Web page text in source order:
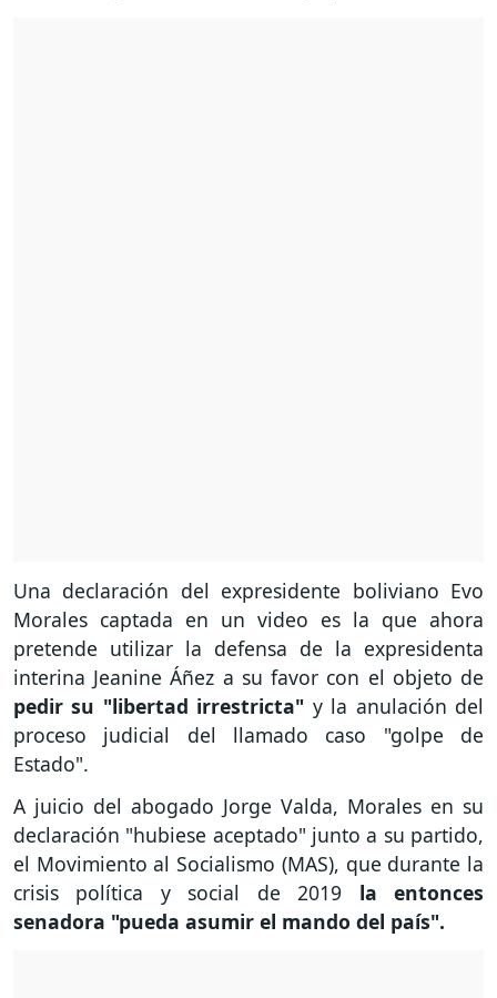
Una declaración del expresidente boliviano Evo
Morales captada en un video es la que ahora
pretende utilizar la defensa de la expresidenta
interina Jeanine Áñez a su favor con el objeto de
pedir su "libertad irrestricta" y la anulación del
proceso judicial del llamado caso "golpe de
Estado".
A juicio del abogado Jorge Valda, Morales en su
declaración "hubiese aceptado" junto a su partido,
el Movimiento al Socialismo (MAS), que durante la
crisis política y social de 2019 la entonces
senadora "pueda asumir el mando del país".